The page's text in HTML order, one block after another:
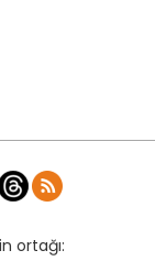
ortağı: